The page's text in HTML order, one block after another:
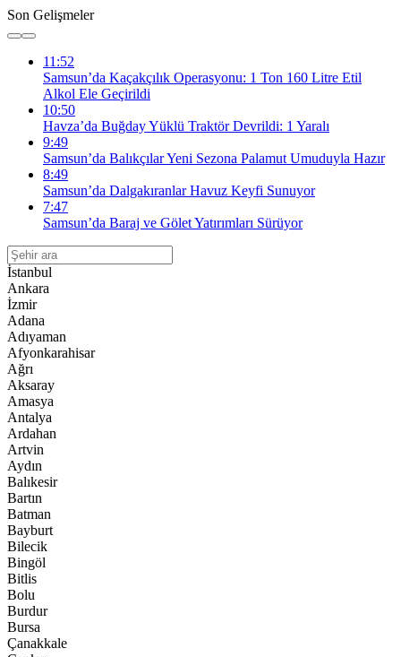
Son Gelişmeler
11:52
Samsun’da Kaçakçılık Operasyonu: 1 Ton 160 Litre Etil
Alkol Ele Geçirildi
10:50
Havza’da Buğday Yüklü Traktör Devrildi: 1 Yaralı
9:49
Samsun’da Balıkçılar Yeni Sezona Palamut Umuduyla Hazır
8:49
Samsun’da Dalgakıranlar Havuz Keyfi Sunuyor
7:47
Samsun’da Baraj ve Gölet Yatırımları Sürüyor
İstanbul
Ankara
İzmir
Adana
Adıyaman
Afyonkarahisar
Ağrı
Aksaray
Amasya
Antalya
Ardahan
Artvin
Aydın
Balıkesir
Bartın
Batman
Bayburt
Bilecik
Bingöl
Bitlis
Bolu
Burdur
Bursa
Çanakkale